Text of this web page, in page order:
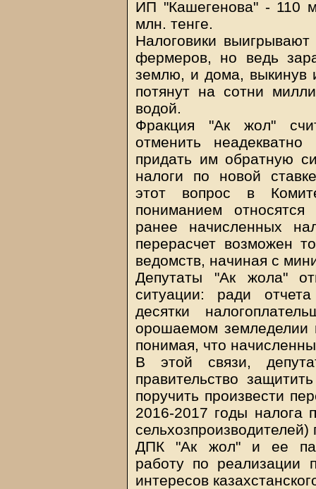
ИП "Кашегенова" - 110
млн. тенге.
Налоговики
фермеров, но ведь
землю, и дома, выкинув
потянут на сотни
водой.
Фракция "Ак жол"
отменить
придать им обратную
налоги по новой
этот вопрос в
пониманием
ранее начисленных
перерасчет возможен
ведомств, начиная с
Депутаты "Ак жола"
ситуации: ради
десятки
орошаемом земледелии
понимая, что
В этой связи,
правительство
поручить произвести
2016-2017 годы
ДПК "Ак жол" и ее
работу по реализации
интересов